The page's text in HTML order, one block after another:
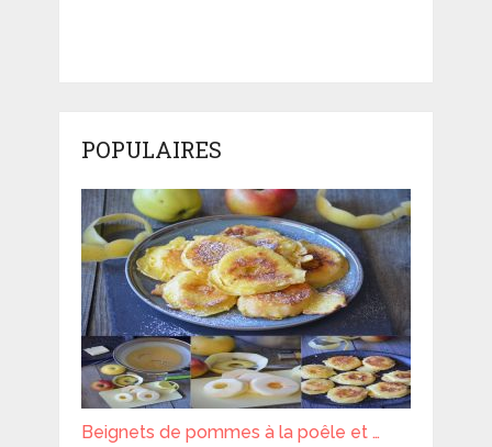
POPULAIRES
Beignets de pommes à la poêle et …